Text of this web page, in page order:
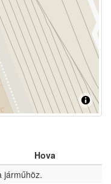
Hova
járműhöz.